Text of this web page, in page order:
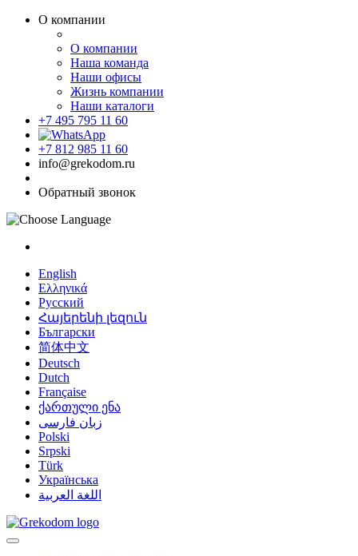
О компании
О компании
Наша команда
Наши офисы
Жизнь компании
Наши каталоги
+7 495 795 11 60
+7 812 985 11 60
info@grekodom.ru
Обратный звонок
English
Ελληνικά
Русский
Հայերենի լեզուն
Български
简体中文
Deutsch
Dutch
Française
ქართული ენა
زبان فارسی
Polski
Srpski
Türk
Українська
اللغة العربية